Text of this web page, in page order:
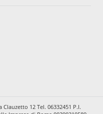
Clauzetto 12 Tel. 06332451 P.I.